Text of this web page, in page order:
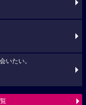
いたい。